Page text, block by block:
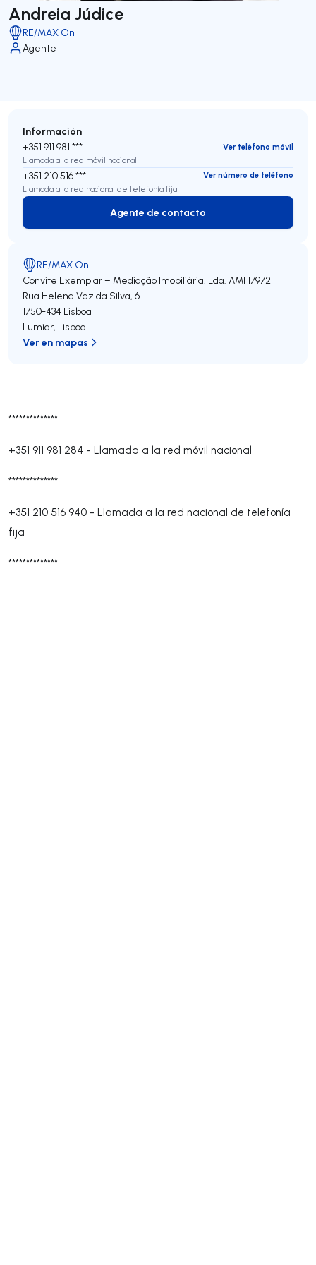
Andreia Júdice
RE/MAX On
Agente
**************
+351 911 981 284 - Llamada a la red móvil nacional
**************
+351 210 516 940 - Llamada a la red nacional de telefonía
fija
**************
Información
+351 911 981 ***
Ver teléfono móvil
Llamada a la red móvil nacional
+351 210 516 ***
Ver número de teléfono
Llamada a la red nacional de telefonía fija
Agente de contacto
Agente de contacto
RE/MAX On
Convite Exemplar – Mediação Imobiliária, Lda. AMI 17972
Rua Helena Vaz da Silva, 6
1750-434 Lisboa
Lumiar, Lisboa
Ver en mapas